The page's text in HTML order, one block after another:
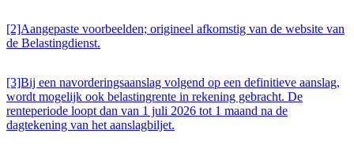
[2]Aangepaste voorbeelden; origineel afkomstig van de website van
de Belastingdienst.
[3]Bij een navorderingsaanslag volgend op een definitieve aanslag,
wordt mogelijk ook belastingrente in rekening gebracht. De
renteperiode loopt dan van 1 juli 2026 tot 1 maand na de
dagtekening van het aanslagbiljet.